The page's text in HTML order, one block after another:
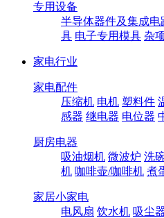
专用设备
半导体器件及集成电
具 电子专用模具 杂
家电行业
家电配件
压缩机 电机 塑料件
感器 继电器 电位器
厨房电器
吸油烟机 微波炉 洗
机 咖啡壶/咖啡机 煮
家居小家电
电风扇 饮水机 吸尘